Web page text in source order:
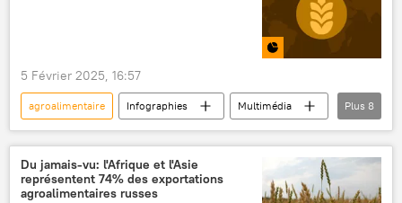
5 Février 2025, 16:57
agroalimentaire Infographies
Multimédia
Egypte
céréales
blé
économie
exportations
importations
Russie agriculture
Plus 8
Du jamais-vu: l'Afrique et l'Asie
représentent 74% des exportations
agroalimentaires russes